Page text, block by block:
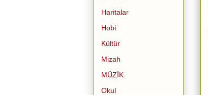
Haritalar
Hobi
Kültür
Mizah
MÜZİK
Okul